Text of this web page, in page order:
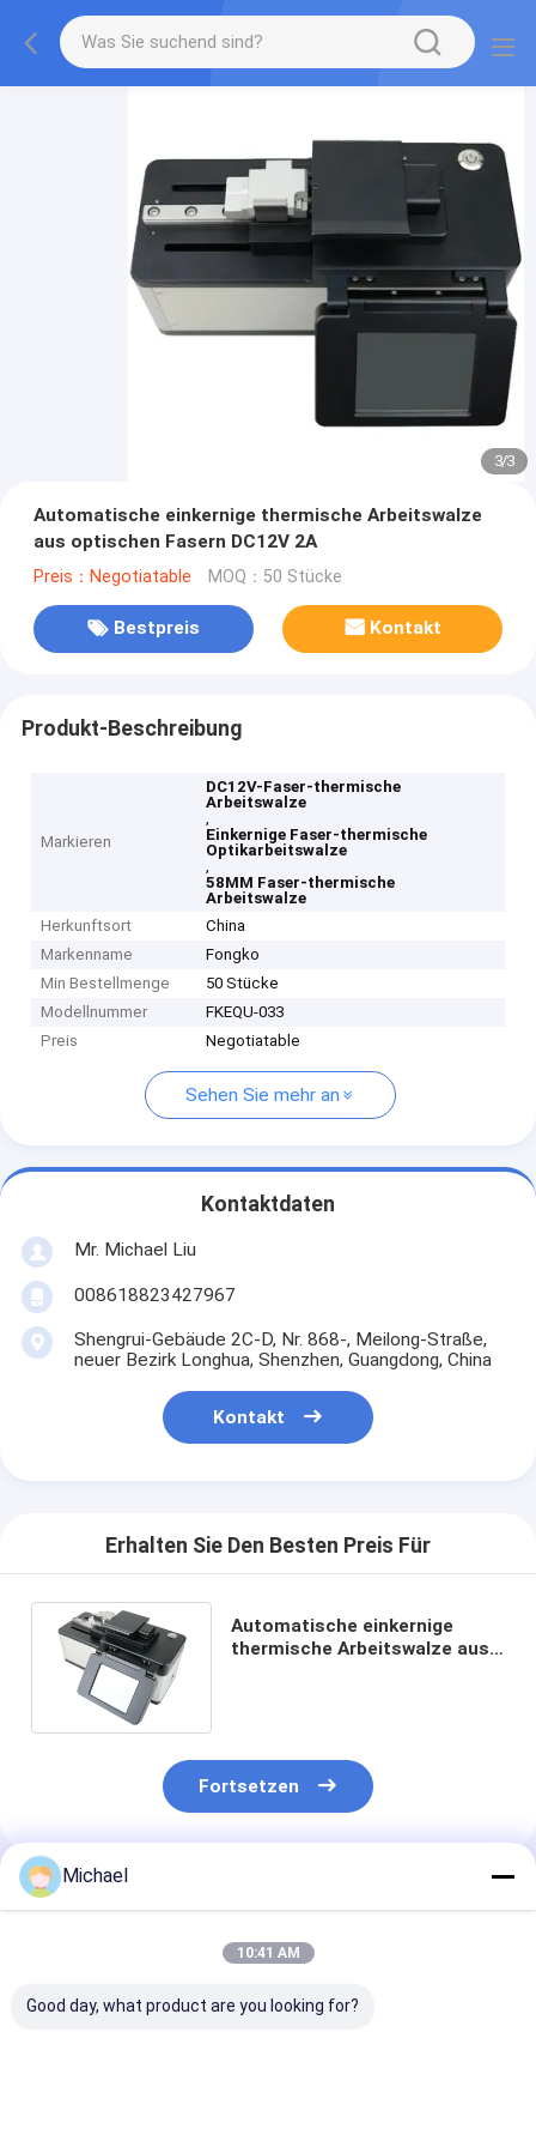
3/3
Automatische einkernige thermische Arbeitswalze
aus optischen Fasern DC12V 2A
Preis：Negotiatable MOQ：50 Stücke
Bestpreis Kontakt
Produkt-Beschreibung
Markieren
DC12V-Faser-thermische
Arbeitswalze
,
Einkernige Faser-thermische
Optikarbeitswalze
,
58MM Faser-thermische
Arbeitswalze
Herkunftsort
China
Markenname
Fongko
Min Bestellmenge
50 Stücke
Modellnummer
FKEQU-033
Preis
Negotiatable
Sehen Sie mehr an
Kontaktdaten
Mr. Michael Liu
008618823427967
Shengrui-Gebäude 2C-D, Nr. 868-, Meilong-Straße,
neuer Bezirk Longhua, Shenzhen, Guangdong, China
Kontakt
Erhalten Sie Den Besten Preis Für
Automatische einkernige
thermische Arbeitswalze aus
Fortsetzen
Empfohlene Produkte
Michael
10:41 AM
Good day, what product are you looking for?